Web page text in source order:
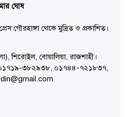
ঘোষ
গৌরহাঙ্গা থেকে মুদ্রিত ও প্রকাশিত।
শিরোইল, বোয়ালিয়া, রাজশাহী।
৩৮২৯৩৮, ০১৭৪৪-৭২১৮৩৭,